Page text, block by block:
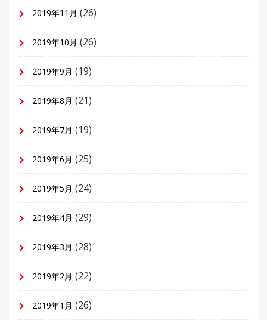
2019年11月 (26)
2019年10月 (26)
2019年9月 (19)
2019年8月 (21)
2019年7月 (19)
2019年6月 (25)
2019年5月 (24)
2019年4月 (29)
2019年3月 (28)
2019年2月 (22)
2019年1月 (26)